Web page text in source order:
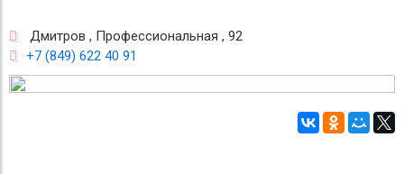
Дмитров , Профессиональная , 92
+7 (849) 622 40 91